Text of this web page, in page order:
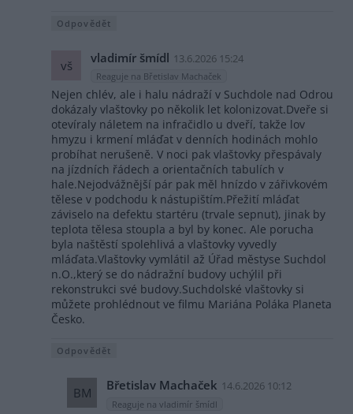
Odpovědět
vš vladimír šmídl 13.6.2026 15:24
Reaguje na Břetislav Machaček
Nejen chlév, ale i halu nádraží v Suchdole nad Odrou
dokázaly vlaštovky po několik let kolonizovat.Dveře si
otevíraly náletem na infračidlo u dveří, takže lov
hmyzu i krmení mláďat v denních hodinách mohlo
probíhat nerušeně. V noci pak vlaštovky přespávaly
na jízdních řádech a orientačních tabulích v
hale.Nejodvážnější pár pak měl hnízdo v zářivkovém
tělese v podchodu k nástupištím.Přežití mláďat
záviselo na defektu startéru (trvale sepnut), jinak by
teplota tělesa stoupla a byl by konec. Ale porucha
byla naštěstí spolehlivá a vlaštovky vyvedly
mláďata.Vlaštovky vymlátil až Úřad městyse Suchdol
n.O.,který se do nádražní budovy uchýlil při
rekonstrukci své budovy.Suchdolské vlaštovky si
můžete prohlédnout ve filmu Mariána Poláka Planeta
Česko.
Odpovědět
BM Břetislav Machaček 14.6.2026 10:12
Reaguje na vladimír šmídl